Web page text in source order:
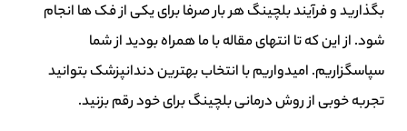
بگذارید و فرآیند بلچینگهر بار صرفابرای یکیاز فک ها انجام
شود. از این که تا انتهای مقاله با ما همراه بودید از شما
سپاسگزاریم. امیدواریم با انتخاببهترین دندانپزشکبتوانید
تجربه خوبی از روش درمانی بلچینگ برای خود رقم بزنید.